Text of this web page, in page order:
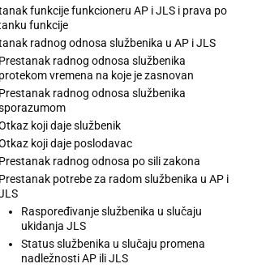
funkcije funkcioneru AP i JLS i prava po
funkcije
radnog odnosa službenika u AP i JLS
Prestanak radnog odnosa službenika
protekom vremena na koje je zasnovan
Prestanak radnog odnosa službenika
koji daje službenik
koji daje poslodavac
Prestanak radnog odnosa po sili zakona
Prestanak potrebe za radom službenika u AP i
Raspoređivanje službenika u slučaju
ukidanja JLS
Status službenika u slučaju promena
nadležnosti AP ili JLS